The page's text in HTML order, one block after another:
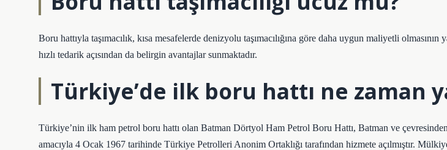
Boru hattıyla taşımacılık, kısa mesafelerde denizyolu taşımacılığına göre daha uygun maliyetli olmasının
hızlı tedarik açısından da belirgin avantajlar sunmaktadır.
Türkiye’de ilk boru hattı ne zaman
Türkiye’nin ilk ham petrol boru hattı olan Batman Dörtyol Ham Petrol Boru Hattı, Batman ve
amacıyla 4 Ocak 1967 tarihinde Türkiye Petrolleri Anonim Ortaklığı tarafından hizmete açılmıştır.